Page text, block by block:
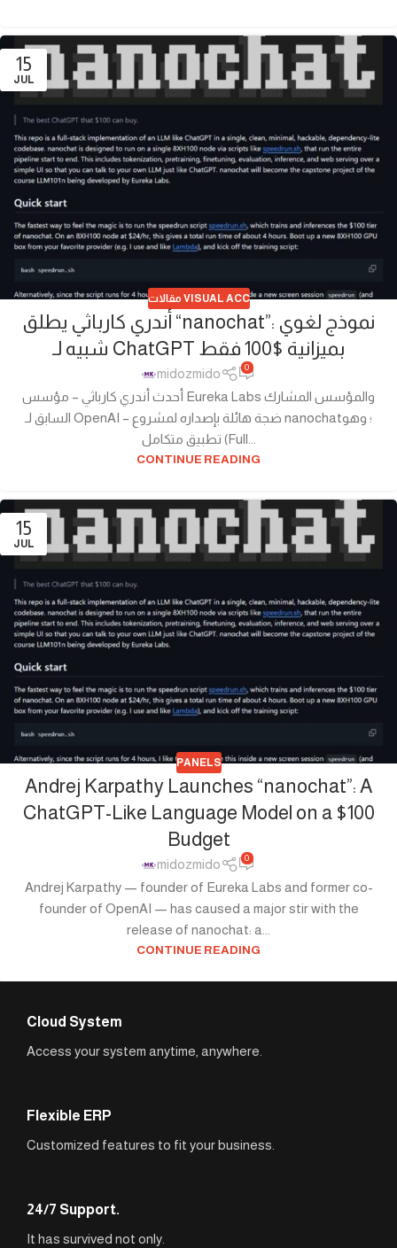
15
JUL
مقالات VISUAL ACC
أندري كارباثي يطلق “nanochat”: نموذج لغوي
شبيه لـ ChatGPT بميزانية $100 فقط
midozmido 0
أحدث أندري كارباثي – مؤسس Eureka Labs والمؤسس المشارك
السابق لـ OpenAI – ضجة هائلة بإصداره لمشروع nanochat؛ وهو
تطبيق متكامل (Full...
CONTINUE READING
15
JUL
PANELS
Andrej Karpathy Launches “nanochat”: A
ChatGPT-Like Language Model on a $100
Budget
midozmido 0
Andrej Karpathy — founder of Eureka Labs and former co-
founder of OpenAI — has caused a major stir with the
release of nanochat: a...
CONTINUE READING
Cloud System
Access your system anytime, anywhere.
Flexible ERP
Customized features to fit your business.
24/7 Support.
It has survived not only.